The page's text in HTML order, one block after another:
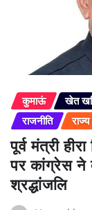
कुमाऊं खेत
राजनीति
पूर्व मंत्री
पर कांग्रेस ने
श्रद्धांजलि